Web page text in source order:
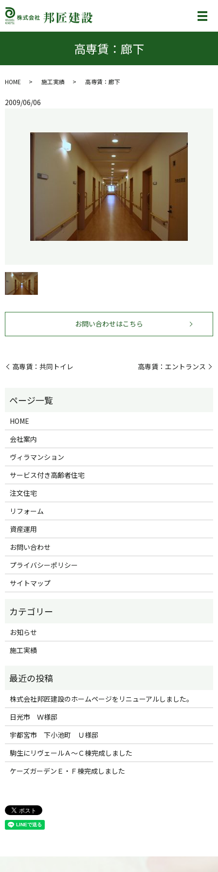
メ
高専賃：廊下
HOME 施工実績 高専賃：廊下
2009/06/06
お問い合わせはこちら
高専賃：共同トイレ 高専賃：エントランス
HOME
会社案内
ヴィラマンション
サービス付き高齢者住宅
注文住宅
リフォーム
資産運用
お問い合わせ
プライバシーポリシー
サイトマップ
お知らせ
施工実績
株式会社邦匠建設のホームページをリニューアルしました。
日光市 Ｗ様邸
宇都宮市 下小池町 Ｕ様邸
駒生にリヴェールＡ～Ｃ棟完成しました
ケーズガーデンＥ・Ｆ棟完成しました